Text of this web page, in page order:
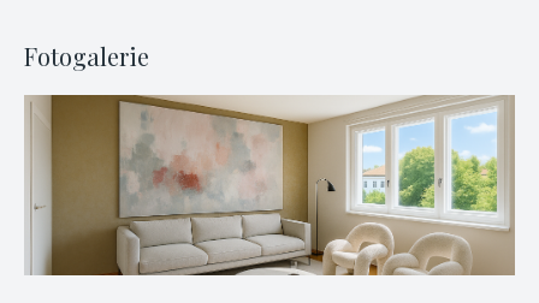
Fotogalerie